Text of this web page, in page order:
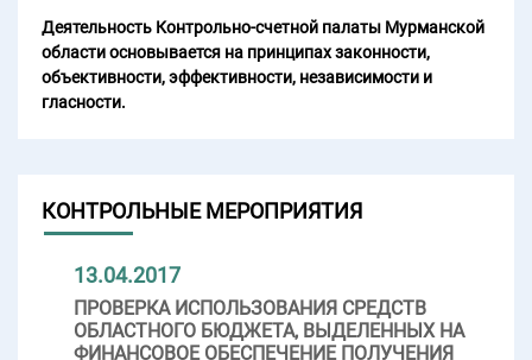
Деятельность Контрольно-счетной палаты Мурманской
области основывается на принципах законности,
объективности, эффективности, независимости и
гласности.
КОНТРОЛЬНЫЕ МЕРОПРИЯТИЯ
13.04.2017
ПРОВЕРКА ИСПОЛЬЗОВАНИЯ СРЕДСТВ
ОБЛАСТНОГО БЮДЖЕТА, ВЫДЕЛЕННЫХ НА
ФИНАНСОВОЕ ОБЕСПЕЧЕНИЕ ПОЛУЧЕНИЯ